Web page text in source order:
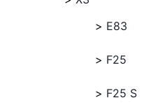
E83
F25
F25 S